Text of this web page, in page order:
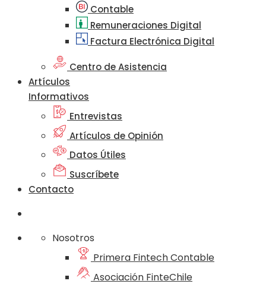
Contable
Remuneraciones Digital
Factura Electrónica Digital
Centro de Asistencia
Artículos
Informativos
Entrevistas
Artículos de Opinión
Datos Útiles
Suscríbete
Contacto
Nosotros
Primera Fintech Contable
Asociación FinteChile